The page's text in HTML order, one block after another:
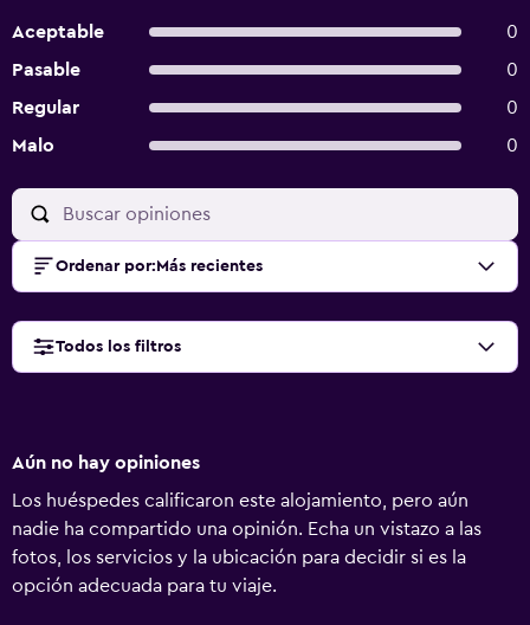
Aceptable
0
Pasable
0
Regular
0
Malo
0
Ordenar por: Más recientes
Todos los filtros
Aún no hay opiniones
Los huéspedes calificaron este alojamiento, pero aún
nadie ha compartido una opinión. Echa un vistazo a las
fotos, los servicios y la ubicación para decidir si es la
opción adecuada para tu viaje.